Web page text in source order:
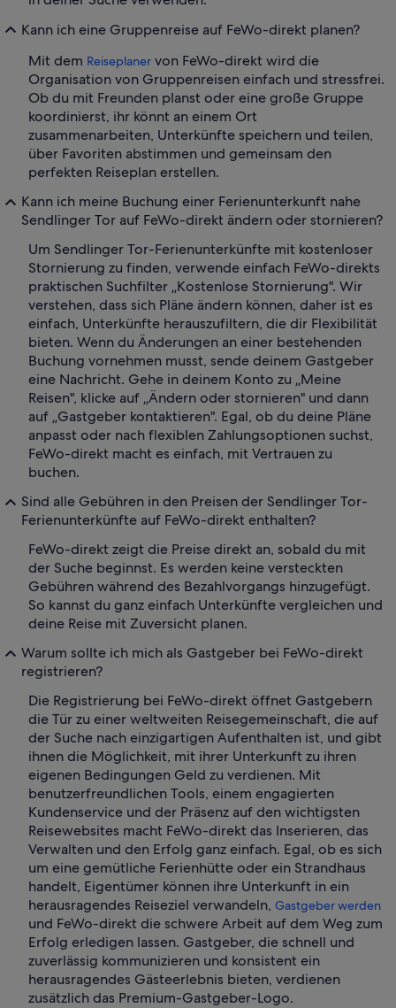
Kann ich eine Gruppenreise auf FeWo-direkt planen?
Mit dem Reiseplaner von FeWo-direkt wird die
Organisation von Gruppenreisen einfach und stressfrei.
Ob du mit Freunden planst oder eine große Gruppe
koordinierst, ihr könnt an einem Ort
zusammenarbeiten, Unterkünfte speichern und teilen,
über Favoriten abstimmen und gemeinsam den
perfekten Reiseplan erstellen.
Kann ich meine Buchung einer Ferienunterkunft nahe
Sendlinger Tor auf FeWo-direkt ändern oder stornieren?
Um Sendlinger Tor-Ferienunterkünfte mit kostenloser
Stornierung zu finden, verwende einfach FeWo-direkts
praktischen Suchfilter „Kostenlose Stornierung". Wir
verstehen, dass sich Pläne ändern können, daher ist es
einfach, Unterkünfte herauszufiltern, die dir Flexibilität
bieten. Wenn du Änderungen an einer bestehenden
Buchung vornehmen musst, sende deinem Gastgeber
eine Nachricht. Gehe in deinem Konto zu „Meine
Reisen", klicke auf „Ändern oder stornieren" und dann
auf „Gastgeber kontaktieren". Egal, ob du deine Pläne
anpasst oder nach flexiblen Zahlungsoptionen suchst,
FeWo-direkt macht es einfach, mit Vertrauen zu
buchen.
Sind alle Gebühren in den Preisen der Sendlinger Tor-
Ferienunterkünfte auf FeWo-direkt enthalten?
FeWo-direkt zeigt die Preise direkt an, sobald du mit
der Suche beginnst. Es werden keine versteckten
Gebühren während des Bezahlvorgangs hinzugefügt.
So kannst du ganz einfach Unterkünfte vergleichen und
deine Reise mit Zuversicht planen.
Warum sollte ich mich als Gastgeber bei FeWo-direkt
registrieren?
Die Registrierung bei FeWo-direkt öffnet Gastgebern
die Tür zu einer weltweiten Reisegemeinschaft, die auf
der Suche nach einzigartigen Aufenthalten ist, und gibt
ihnen die Möglichkeit, mit ihrer Unterkunft zu ihren
eigenen Bedingungen Geld zu verdienen. Mit
benutzerfreundlichen Tools, einem engagierten
Kundenservice und der Präsenz auf den wichtigsten
Reisewebsites macht FeWo-direkt das Inserieren, das
Verwalten und den Erfolg ganz einfach. Egal, ob es sich
um eine gemütliche Ferienhütte oder ein Strandhaus
handelt, Eigentümer können ihre Unterkunft in ein
herausragendes Reiseziel verwandeln, Gastgeber werden
und FeWo-direkt die schwere Arbeit auf dem Weg zum
Erfolg erledigen lassen. Gastgeber, die schnell und
zuverlässig kommunizieren und konsistent ein
herausragendes Gästeerlebnis bieten, verdienen
zusätzlich das Premium-Gastgeber-Logo.